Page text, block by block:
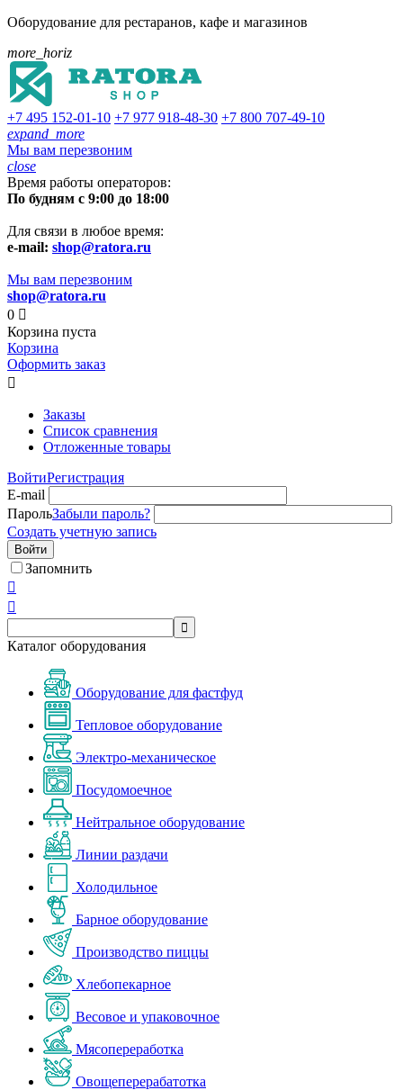
Оборудование для рестаранов, кафе и магазинов
more_horiz
+7 495 152-01-10 +7 977 918-48-30 +7 800 707-49-10
expand_more
Мы вам перезвоним
close
Время работы операторов:
По будням с 9:00 до 18:00
Для связи в любое время:
e-mail: shop@ratora.ru
Мы вам перезвоним
shop@ratora.ru
0 
Корзина пуста
Корзина
Оформить заказ

Заказы
Список сравнения
Отложенные товары
ВойтиРегистрация
E-mail
ПарольЗабыли пароль?
Создать учетную запись
Войти
Запомнить



Каталог оборудования
Оборудование для фастфуд
Тепловое оборудование
Электро-механическое
Посудомоечное
Нейтральное оборудование
Линии раздачи
Холодильное
Барное оборудование
Производство пиццы
Хлебопекарное
Весовое и упаковочное
Мясопереработка
Овощеперерабатотка